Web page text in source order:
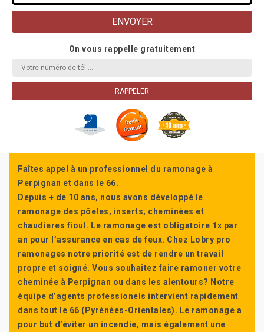
On vous rappelle gratuitement
Faîtes appel à un professionnel du ramonage à
Perpignan et dans le 66.
Depuis + de 10 ans, nous avons développé le
ramonage des pôeles, inserts, cheminées et
chaudieres fioul. Le ramonage est obligatoire 1x par
an pour l’assurance en cas de feux. Chez Lobry pro
ramonages notre priorité est de rendre un travail
propre et soigné. Vous souhaitez faire ramoner votre
cheminée à Perpignan ou dans les alentours? Notre
équipe d’agents professionels intervient rapidement
dans tout le 66 (Pyrénées-Orientales). Le ramonage a
pour but d’éviter un incendie, mais également une